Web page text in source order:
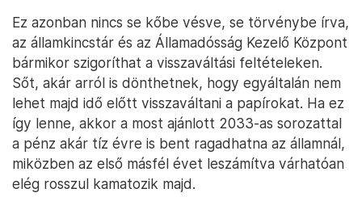
Ez azonban nincs se kőbe vésve, se törvénybe írva,
az államkincstár és az Államadósság Kezelő Központ
bármikor szigoríthat a visszaváltási feltételeken.
Sőt, akár arról is dönthetnek, hogy egyáltalán nem
lehet majd idő előtt visszaváltani a papírokat. Ha ez
így lenne, akkor a most ajánlott 2033-as sorozattal
a pénz akár tíz évre is bent ragadhatna az államnál,
miközben az első másfél évet leszámítva várhatóan
elég rosszul kamatozik majd.